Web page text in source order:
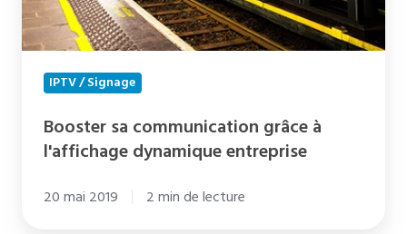
entreprise
IPTV / Signage
Booster sa communication grâce à
l'affichage dynamique entreprise
20 mai 2019 2 min de lecture